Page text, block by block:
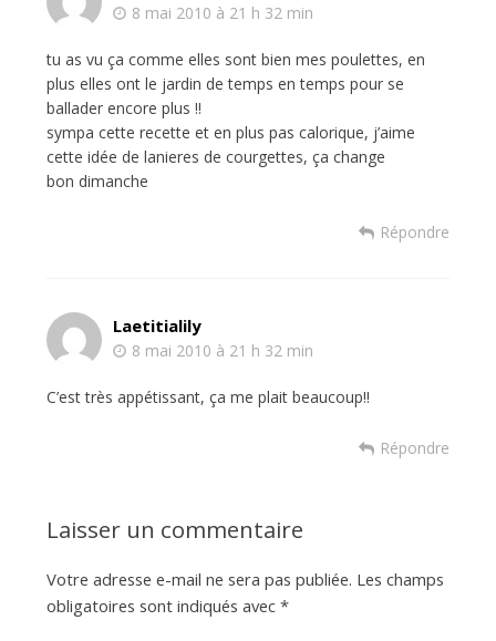
8 mai 2010 à 21 h 32 min
tu as vu ça comme elles sont bien mes poulettes, en
plus elles ont le jardin de temps en temps pour se
ballader encore plus !!
sympa cette recette et en plus pas calorique, j’aime
cette idée de lanieres de courgettes, ça change
bon dimanche
Répondre
Laetitialily
8 mai 2010 à 21 h 32 min
C’est très appétissant, ça me plait beaucoup!!
Répondre
Laisser un commentaire
Votre adresse e-mail ne sera pas publiée. Les champs
obligatoires sont indiqués avec *